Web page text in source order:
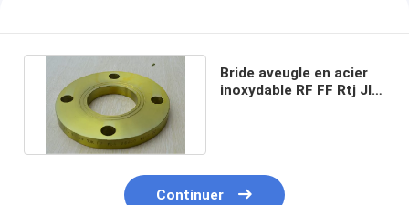
Bride aveugle en acier
inoxydable RF FF Rtj JIS
Continuer